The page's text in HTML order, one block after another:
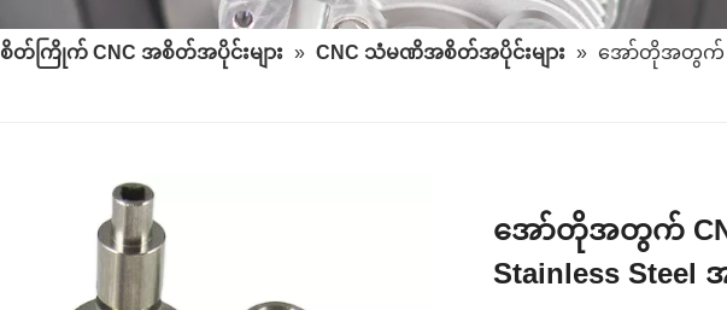
စိတ်ကြိုက် CNC အစိတ်အပိုင်းများ » CNC သံမဏိအစိတ်အပိုင်းများ » အော်တိုအတွက်
အော်တိုအတွက် CNC
Stainless Steel